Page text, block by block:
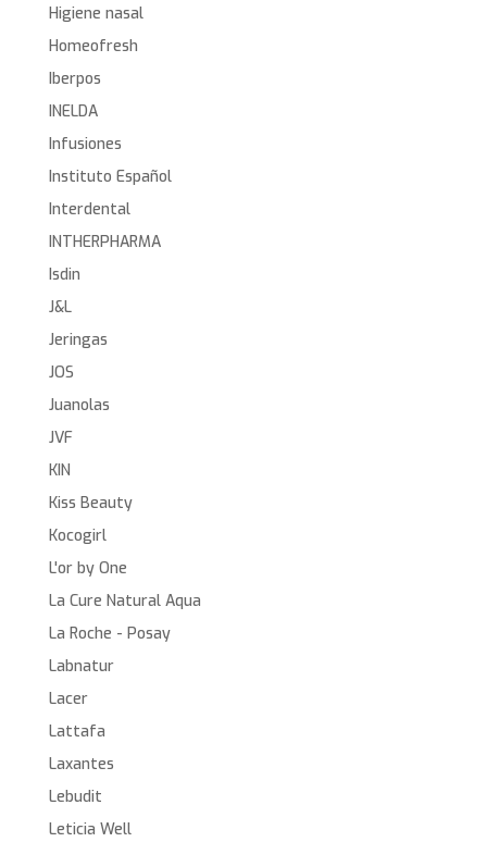
Higiene nasal
Homeofresh
Iberpos
INELDA
Infusiones
Instituto Español
Interdental
INTHERPHARMA
Isdin
J&L
Jeringas
JOS
Juanolas
JVF
KIN
Kiss Beauty
Kocogirl
L'or by One
La Cure Natural Aqua
La Roche - Posay
Labnatur
Lacer
Lattafa
Laxantes
Lebudit
Leticia Well